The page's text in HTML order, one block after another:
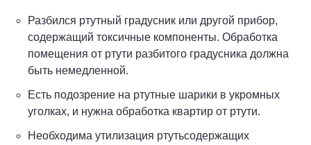
Разбился ртутный градусник или другой прибор,
содержащий токсичные компоненты. Обработка
помещения от ртути разбитого градусника должна
быть немедленной.
Есть подозрение на ртутные шарики в укромных
уголках, и нужна обработка квартир от ртути.
Необходима утилизация ртутьсодержащих